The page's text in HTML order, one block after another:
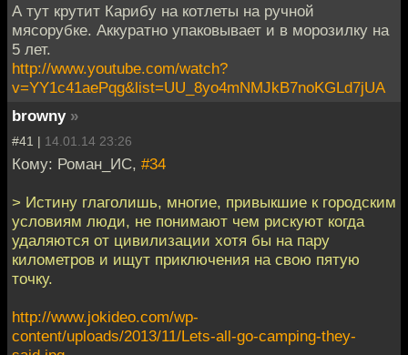
А тут крутит Карибу на котлеты на ручной
мясорубке. Аккуратно упаковывает и в морозилку на
5 лет.
http://www.youtube.com/watch?
v=YY1c41aePqg&list=UU_8yo4mNMJkB7noKGLd7jUA
browny »
#41 | 14.01.14 23:26
Кому: Роман_ИС, #34
> Истину глаголишь, многие, привыкшие к городским
условиям люди, не понимают чем рискуют когда
удаляются от цивилизации хотя бы на пару
километров и ищут приключения на свою пятую
точку.
http://www.jokideo.com/wp-
content/uploads/2013/11/Lets-all-go-camping-they-